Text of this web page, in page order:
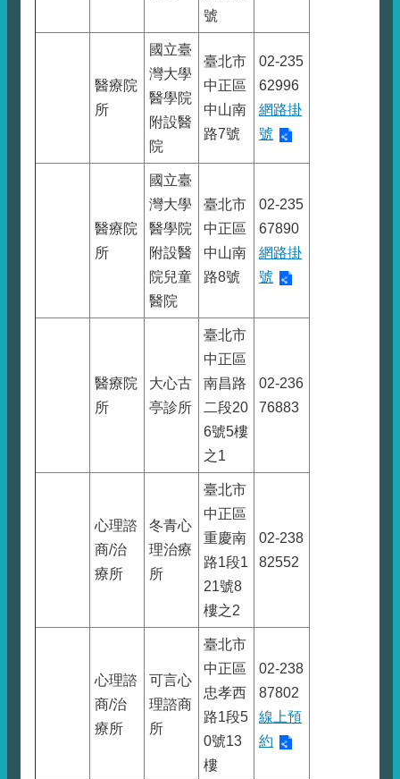
號
醫療院
所
國立臺
灣大學
醫學院
附設醫
院
臺北市
中正區
中山南
路7號
02-235
62996
網路掛
號
醫療院
所
國立臺
灣大學
醫學院
附設醫
院兒童
醫院
臺北市
中正區
中山南
路8號
02-235
67890
網路掛
號
醫療院
所
大心古
亭診所
臺北市
中正區
南昌路
二段20
6號5樓
之1
02-236
76883
心理諮
商/治
療所
冬青心
理治療
所
臺北市
中正區
重慶南
路1段1
21號8
樓之2
02-238
82552
心理諮
商/治
療所
可言心
理諮商
所
臺北市
中正區
忠孝西
路1段5
0號13
樓
02-238
87802
線上預
約